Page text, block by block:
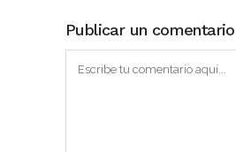
Publicar un comentario